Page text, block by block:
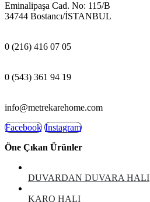
Eminalipaşa Cad. No: 115/B
34744 Bostancı/İSTANBUL
0 (216) 416 07 05
0 (543) 361 94 19
info@metrekarehome.com
Facebook Instagram
Öne Çıkan Ürünler
DUVARDAN DUVARA HALI
KARO HALI